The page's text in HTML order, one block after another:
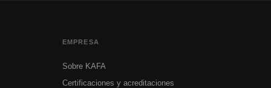
EMPRESA
Sobre KAFA
Certificaciones y acreditaciones